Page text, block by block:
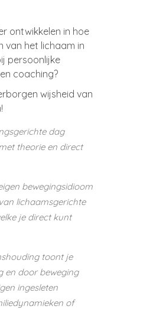
ontwikkelen in hoe
van het lichaam in
persoonlijke
coaching?
wijsheid van
dag
theorie en direct
bewegingsidioom
lichaamsgerichte
je direct kunt
toont je
en door beweging
ingesleten
of